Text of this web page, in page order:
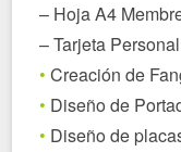
– Hoja A4
– Tarjeta
• Creación de
• Diseño de
• Diseño de